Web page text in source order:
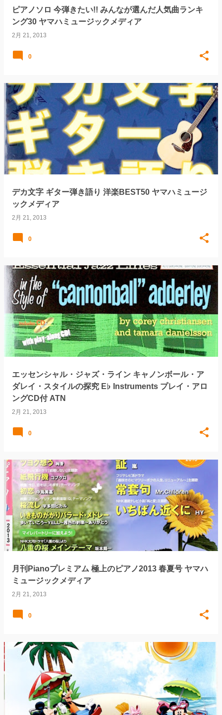
ピアノソロ 今弾きたい!! みんなが選んだ人気曲ランキ
ング30 ヤマハミュージックメディア
2月 21, 2013
0
デカ文字 ギター弾き語り 洋楽BEST50 ヤマハミュージ
ックメディア
2月 21, 2013
0
エッセンシャル・ジャズ・ライン キャノンボール・ア
ダレイ・スタイルの探究 E♭ Instruments プレイ・アロ
ングCD付 ATN
2月 21, 2013
0
月刊Pianoプレミアム 極上のピアノ2013 春夏号 ヤマハ
ミュージックメディア
2月 21, 2013
0